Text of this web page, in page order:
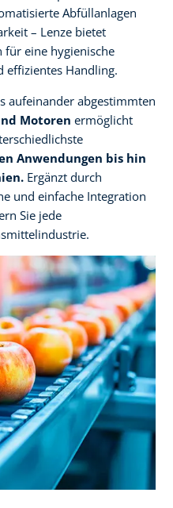
Abfüllanlagen
– Lenze bietet
für eine hygienische
Handling.
aufeinander abgestimmten
Motoren ermöglicht
Anwendungen bis hin
Ergänzt durch
und einfache Integration
Sie jede